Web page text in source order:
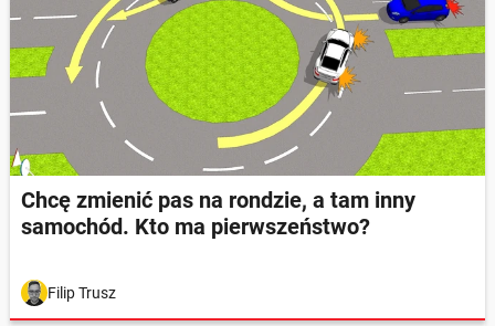
Chcę zmienić pas na rondzie, a tam inny
samochód. Kto ma pierwszeństwo?
Filip Trusz